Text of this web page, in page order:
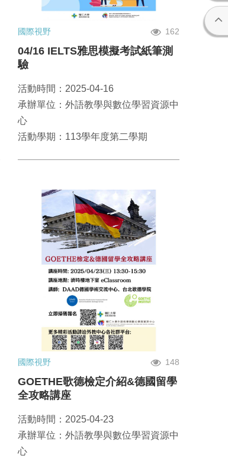
國際視野 162
04/16 IELTS雅思模擬考試紙筆測
驗
活動時間：2025-04-16
承辦單位：外語教學與數位學習資源中
心
活動學期：113學年度第二學期
國際視野 148
GOETHE歌德檢定介紹&德國留學
全攻略講座
活動時間：2025-04-23
承辦單位：外語教學與數位學習資源中
心